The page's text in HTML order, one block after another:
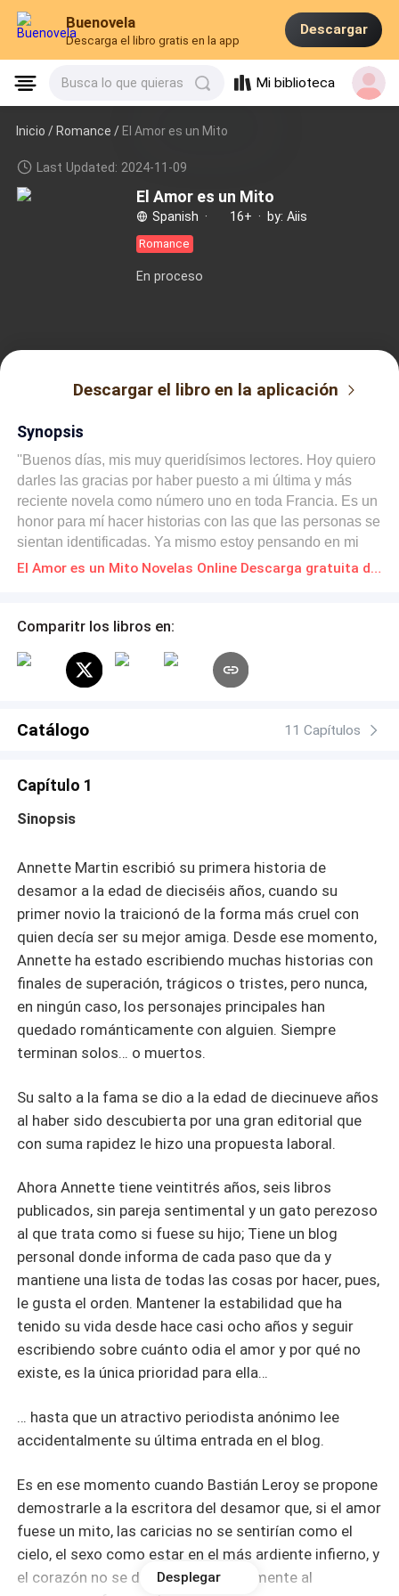
Buenovela
Descarga el libro gratis en la app
Descargar
Busca lo que quieras Mi biblioteca
Inicio /Romance / El Amor es un Mito
Last Updated: 2024-11-09
El Amor es un Mito
Spanish · 16+ · by: Aiis
Romance
En proceso
Descargar el libro en la aplicación
Synopsis
''Buenos días, mis muy queridísimos lectores. Hoy quiero
darles las gracias por haber puesto a mi última y más
reciente novela como número uno en toda Francia. Es un
honor para mí hacer historias con las que las personas se
sientan identificadas. Ya mismo estoy pensando en mi
próximo libro, tengo un título y estará ambientada en la
mis temas predilectos son sobre el desamor y sus
detrás de todo el teatro del romance, se encuentra una
cruda realidad que las personas no quieren aceptar o se
El Amor es un Mito Novelas Online Descarga gratuita de PDF
Comparitr los libros en:
Catálogo 11 Capítulos
Capítulo 1
Sinopsis
Annette Martin escribió su primera historia de
desamor a la edad de dieciséis años, cuando su
primer novio la traicionó de la forma más cruel con
quien decía ser su mejor amiga. Desde ese momento,
Annette ha estado escribiendo muchas historias con
finales de superación, trágicos o tristes, pero nunca,
en ningún caso, los personajes principales han
quedado románticamente con alguien. Siempre
terminan solos… o muertos.
Su salto a la fama se dio a la edad de diecinueve años
al haber sido descubierta por una gran editorial que
con suma rapidez le hizo una propuesta laboral.
Ahora Annette tiene veintitrés años, seis libros
publicados, sin pareja sentimental y un gato perezoso
al que trata como si fuese su hijo; Tiene un blog
personal donde informa de cada paso que da y
mantiene una lista de todas las cosas por hacer, pues,
le gusta el orden. Mantener la estabilidad que ha
tenido su vida desde hace casi ocho años y seguir
escribiendo sobre cuánto odia el amor y por qué no
existe, es la única prioridad para ella…
… hasta que un atractivo periodista anónimo lee
accidentalmente su última entrada en el blog.
Es en ese momento cuando Bastián Leroy se propone
demostrarle a la escritora del desamor que, si el amor
fuese un mito, las caricias no se sentirían como el
cielo, el sexo como estar en el más ardiente infierno, y
el corazón no se dispararía erráticamente al
Desplegar